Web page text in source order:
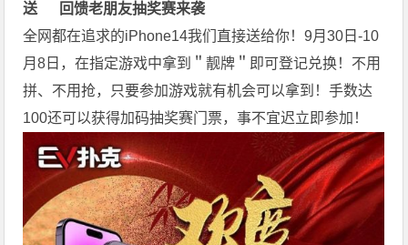
送 回馈老朋友抽奖赛来袭
全网都在追求的iPhone14我们直接送给你！9月30日-10
月8日，在指定游戏中拿到＂靓牌＂即可登记兑换！不用
拼、不用抢，只要参加游戏就有机会可以拿到！手数达
100还可以获得加码抽奖赛门票，事不宜迟立即参加！